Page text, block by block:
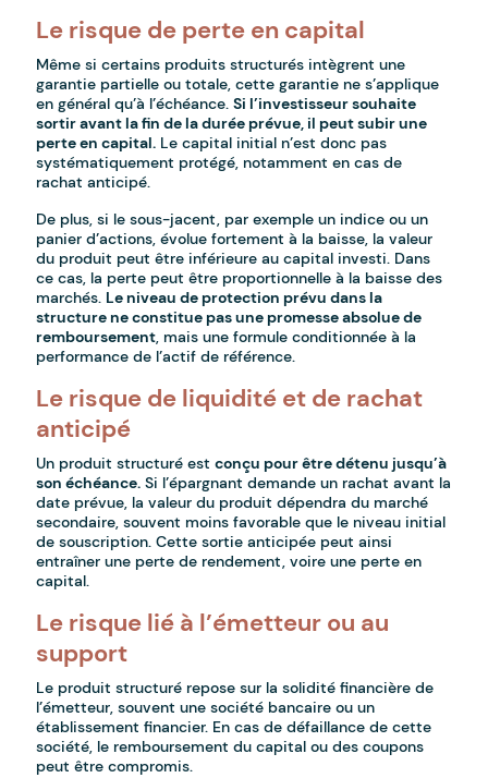
Le risque de perte en capital
Même si certains produits structurés intègrent une
garantie partielle ou totale, cette garantie ne s’applique
en général qu’à l’échéance.Si l’investisseur souhaite
sortir avant la fin de la durée prévue, il peut subir une
perte en capital. Le capital initial n’est donc pas
systématiquement protégé, notamment en cas de
rachat anticipé.
De plus, si le sous-jacent, par exemple un indice ou un
panier d’actions, évolue fortement à la baisse, la valeur
du produit peut être inférieure au capital investi. Dans
ce cas, la perte peut être proportionnelle à la baisse des
marchés. Le niveau de protection prévu dans la
structure ne constitue pas une promesse absolue de
remboursement, mais une formule conditionnée à la
performance de l’actif de référence.
Le risque de liquidité et de rachat
anticipé
Un produit structuré estconçu pour être détenu jusqu’à
son échéance. Si l’épargnant demande un rachat avant la
date prévue, la valeur du produit dépendra du marché
secondaire, souvent moins favorable que le niveau initial
de souscription. Cette sortie anticipée peut ainsi
entraîner une perte de rendement, voire une perte en
capital.
Le risque lié à l’émetteur ou au
support
Le produit structuré repose sur la solidité financière de
l’émetteur, souvent une société bancaire ou un
établissement financier. En cas de défaillance de cette
société, le remboursement du capital ou des coupons
peut être compromis.